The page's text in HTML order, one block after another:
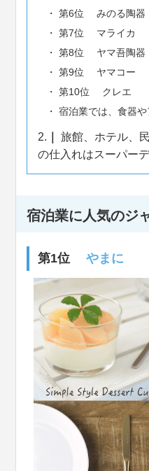
第6位 みのる陶器
第7位 マライカ
第8位 ヤマ吾陶器
第9位 ヤマコー
第10位 クレエ
宿泊業では、食器
2.
旅館、ホテル、
の仕入れはスーパー
宿泊業に人気のジ
第1位 やまに